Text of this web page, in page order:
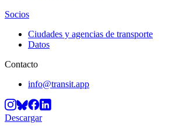
Socios
Ciudades y agencias de transporte
Datos
Contacto
info@transit.app
Descargar